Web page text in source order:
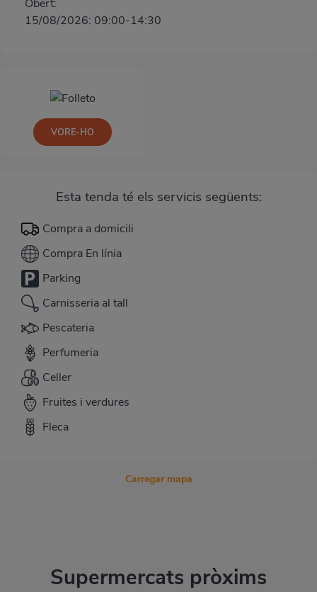
Obert:
15/08/2026: 09:00-14:30
Esta tenda té els servicis següents:
Compra a domicili
Compra En línia
Parking
Carnisseria al tall
Pescateria
Perfumeria
Celler
Fruites i verdures
Fleca
VORE-HO
Carregar mapa
Supermercats pròxims